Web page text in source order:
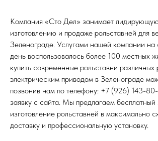
Компания «Сто Дел» занимает
изготовлению и продаже рольставней для
Зеленограде. Услугами нашей компании на
день воспользовалось более 100 местных
купить современные рольставни различных
электрическим приводом в Зеленограде
позвонив нам по телефону: +7 (926) 143-
заявку с сайта. Мы предлагаем бесплатный
изготовление рольставней в максимально
доставку и профессиональную установку.